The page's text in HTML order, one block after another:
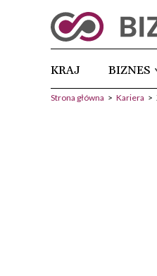
KRAJ BIZNES
Strona główna > Kariera >